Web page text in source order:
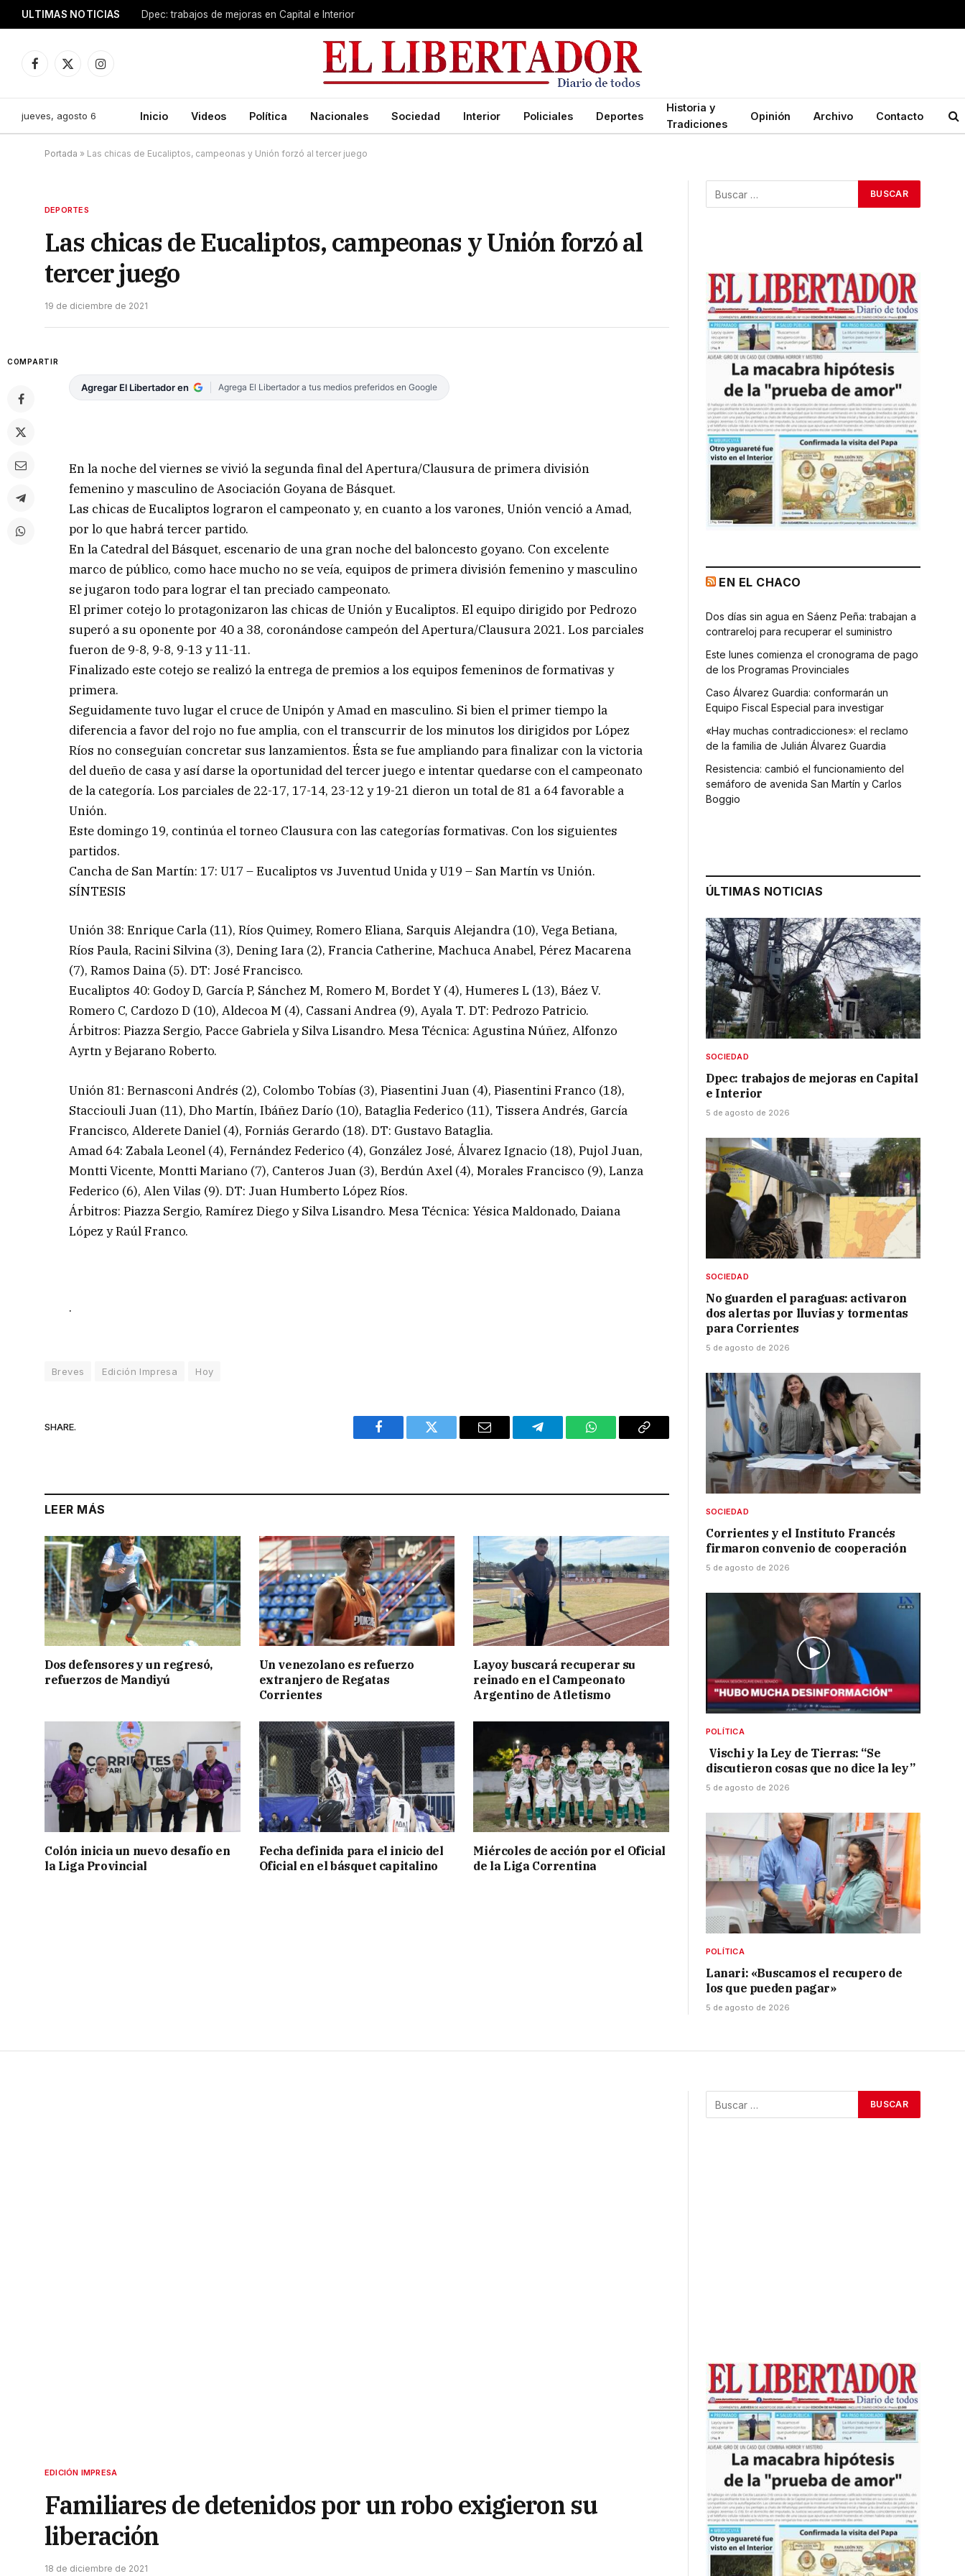
ULTIMAS NOTICIAS Dpec: trabajos de mejoras en Capital e Interior
Facebook
X
Instagram
jueves, agosto 6 Inicio Videos Política Nacionales Sociedad Interior Policiales Deportes
Historia y
Tradiciones
Opinión Archivo Contacto
Portada » Las chicas de Eucaliptos, campeonas y Unión forzó al tercer juego
DEPORTES
Las chicas de Eucaliptos, campeonas y Unión forzó al
tercer juego
19 de diciembre de 2021
COMPARTIR
Agregar El Libertador en Agrega El Libertador a tus medios preferidos en Google
En la noche del viernes se vivió la segunda final del Apertura/Clausura de primera división
femenino y masculino de Asociación Goyana de Básquet.
Las chicas de Eucaliptos lograron el campeonato y, en cuanto a los varones, Unión venció a Amad,
por lo que habrá tercer partido.
En la Catedral del Básquet, escenario de una gran noche del baloncesto goyano. Con excelente
marco de público, como hace mucho no se veía, equipos de primera división femenino y masculino
se jugaron todo para lograr el tan preciado campeonato.
El primer cotejo lo protagonizaron las chicas de Unión y Eucaliptos. El equipo dirigido por Pedrozo
superó a su oponente por 40 a 38, coronándose campeón del Apertura/Clausura 2021. Los parciales
fueron de 9-8, 9-8, 9-13 y 11-11.
Finalizado este cotejo se realizó la entrega de premios a los equipos femeninos de formativas y
primera.
Seguidamente tuvo lugar el cruce de Unipón y Amad en masculino. Si bien el primer tiempo la
diferencia a favor del rojo no fue amplia, con el transcurrir de los minutos los dirigidos por López
Ríos no conseguían concretar sus lanzamientos. Ésta se fue ampliando para finalizar con la victoria
del dueño de casa y así darse la oportunidad del tercer juego e intentar quedarse con el campeonato
de la categoría. Los parciales de 22-17, 17-14, 23-12 y 19-21 dieron un total de 81 a 64 favorable a
Unión.
Este domingo 19, continúa el torneo Clausura con las categorías formativas. Con los siguientes
partidos.
Cancha de San Martín: 17: U17 – Eucaliptos vs Juventud Unida y U19 – San Martín vs Unión.
SÍNTESIS
Unión 38: Enrique Carla (11), Ríos Quimey, Romero Eliana, Sarquis Alejandra (10), Vega Betiana,
Ríos Paula, Racini Silvina (3), Dening Iara (2), Francia Catherine, Machuca Anabel, Pérez Macarena
(7), Ramos Daina (5). DT: José Francisco.
Eucaliptos 40: Godoy D, García P, Sánchez M, Romero M, Bordet Y (4), Humeres L (13), Báez V.
Romero C, Cardozo D (10), Aldecoa M (4), Cassani Andrea (9), Ayala T. DT: Pedrozo Patricio.
Árbitros: Piazza Sergio, Pacce Gabriela y Silva Lisandro. Mesa Técnica: Agustina Núñez, Alfonzo
Ayrtn y Bejarano Roberto.
Unión 81: Bernasconi Andrés (2), Colombo Tobías (3), Piasentini Juan (4), Piasentini Franco (18),
Stacciouli Juan (11), Dho Martín, Ibáñez Darío (10), Bataglia Federico (11), Tissera Andrés, García
Francisco, Alderete Daniel (4), Forniás Gerardo (18). DT: Gustavo Bataglia.
Amad 64: Zabala Leonel (4), Fernández Federico (4), González José, Álvarez Ignacio (18), Pujol Juan,
Montti Vicente, Montti Mariano (7), Canteros Juan (3), Berdún Axel (4), Morales Francisco (9), Lanza
Federico (6), Alen Vilas (9). DT: Juan Humberto López Ríos.
Árbitros: Piazza Sergio, Ramírez Diego y Silva Lisandro. Mesa Técnica: Yésica Maldonado, Daiana
López y Raúl Franco.
.
Breves Edición Impresa Hoy
SHARE.
Facebook Twitter Email Telegram WhatsAppCopy
LEER MÁS
Dos defensores y un regresó,
refuerzos de Mandiyú
Un venezolano es refuerzo
extranjero de Regatas
Corrientes
Layoy buscará recuperar su
reinado en el Campeonato
Argentino de Atletismo
Colón inicia un nuevo desafío en
la Liga Provincial
Fecha definida para el inicio del
Oficial en el básquet capitalino
Miércoles de acción por el Oficial
de la Liga Correntina
EN EL CHACO
Dos días sin agua en Sáenz Peña: trabajan a
contrareloj para recuperar el suministro
Este lunes comienza el cronograma de pago
de los Programas Provinciales
Caso Álvarez Guardia: conformarán un
Equipo Fiscal Especial para investigar
«Hay muchas contradicciones»: el reclamo
de la familia de Julián Álvarez Guardia
Resistencia: cambió el funcionamiento del
semáforo de avenida San Martín y Carlos
Boggio
ÚLTIMAS NOTICIAS
SOCIEDAD
Dpec: trabajos de mejoras en Capital
e Interior
5 de agosto de 2026
SOCIEDAD
No guarden el paraguas: activaron
dos alertas por lluvias y tormentas
para Corrientes
5 de agosto de 2026
SOCIEDAD
Corrientes y el Instituto Francés
firmaron convenio de cooperación
5 de agosto de 2026
POLÍTICA
Vischi y la Ley de Tierras: “Se
discutieron cosas que no dice la ley”
5 de agosto de 2026
POLÍTICA
Lanari: «Buscamos el recupero de
los que pueden pagar»
5 de agosto de 2026
EDICIÓN IMPRESA
Familiares de detenidos por un robo exigieron su
liberación
18 de diciembre de 2021